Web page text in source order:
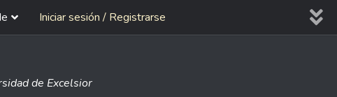
Iniciar sesión / Registrarse
de Excelsior